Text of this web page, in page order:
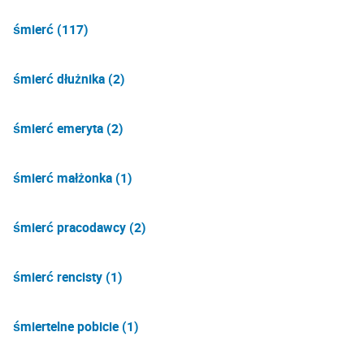
śmierć (117)
śmierć dłużnika (2)
śmierć emeryta (2)
śmierć małżonka (1)
śmierć pracodawcy (2)
śmierć rencisty (1)
śmiertelne pobicie (1)